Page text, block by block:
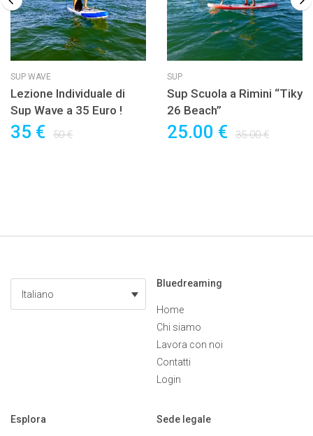
SUP WAVE
Lezione Individuale di
Sup Wave a 35 Euro !
35 € 50 €
SUP
Sup Scuola a Rimini “Tiky
26 Beach”
25.00 € 35.00 €
Italiano
Bluedreaming
Home
Chi siamo
Lavora con noi
Contatti
Login
Esplora Sede legale